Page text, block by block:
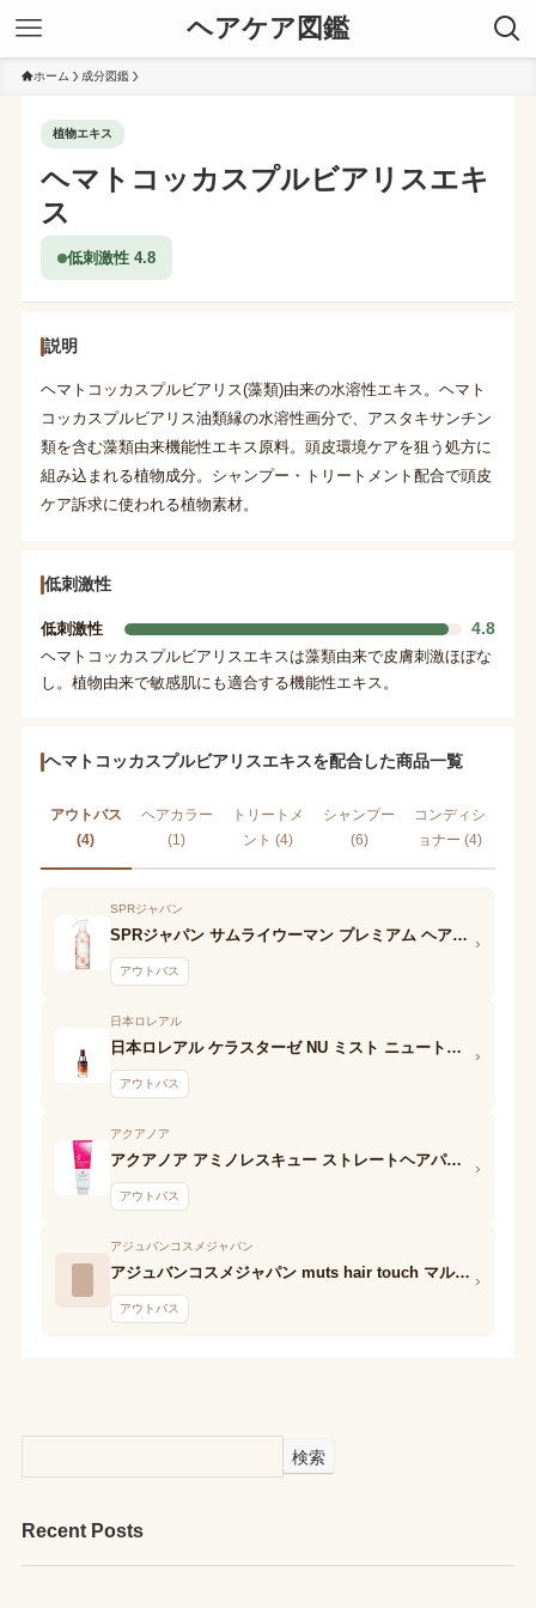
ヘアケア図鑑
ホーム 成分図鑑
植物エキス
ヘマトコッカスプルビアリスエキ
ス
低刺激性 4.8
説明
ヘマトコッカスプルビアリス(藻類)由来の水溶性エキス。ヘマト
コッカスプルビアリス油類縁の水溶性画分で、アスタキサンチン
類を含む藻類由来機能性エキス原料。頭皮環境ケアを狙う処方に
組み込まれる植物成分。シャンプー・トリートメント配合で頭皮
ケア訴求に使われる植物素材。
低刺激性
低刺激性 4.8
ヘマトコッカスプルビアリスエキスは藻類由来で皮膚刺激ほぼな
し。植物由来で敏感肌にも適合する機能性エキス。
ヘマトコッカスプルビアリスエキスを配合した商品一覧
アウトバス
(4)
ヘアカラー
(1)
トリートメ
ント (4)
シャンプー
(6)
コンディシ
ョナー (4)
SPRジャパン
SPRジャパン サムライウーマン プレミアム ヘアオイルミスト
アウトバス
›
日本ロレアル
日本ロレアル ケラスターゼ NU ミスト ニュートリディフォンス
アウトバス
›
アクアノア
アクアノア アミノレスキュー ストレートヘアパック
アウトバス
›
アジュバンコスメジャパン
アジュバンコスメジャパン muts hair touch マルチ プロテクションオイル
アウトバス
›
検索
Recent Posts